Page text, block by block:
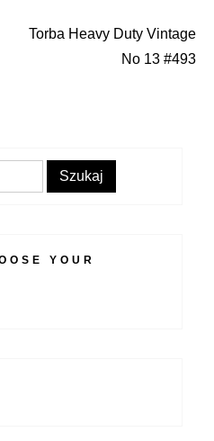
Torba Heavy Duty Vintage
No 13 #493
Szukaj
YOUR